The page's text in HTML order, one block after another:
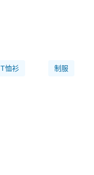
T恤衫 制服